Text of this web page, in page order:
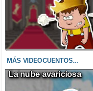
MÁS VIDEOCUENTOS...
La nube avariciosa